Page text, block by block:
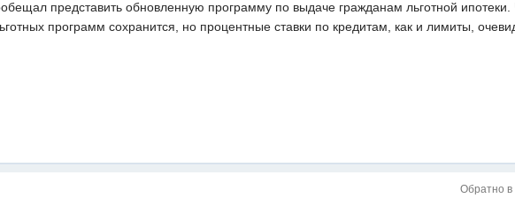
представить обновленную программу по выдаче гражданам льготной ипотеки.
программ сохранится, но процентные ставки по кредитам, как и лимиты,
Обратно в